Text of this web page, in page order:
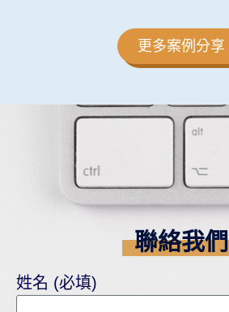
更多案例分享
聯絡我們
姓名 (必填)